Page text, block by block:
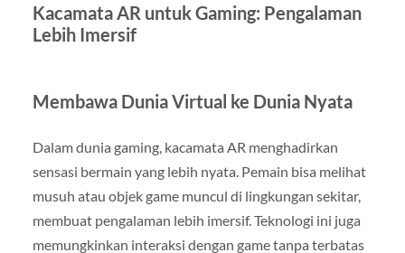
Kacamata AR untuk Gaming: Pengalaman
Lebih Imersif
Membawa Dunia Virtual ke Dunia Nyata
Dalam dunia gaming, kacamata AR menghadirkan
sensasi bermain yang lebih nyata. Pemain bisa melihat
musuh atau objek game muncul di lingkungan sekitar,
membuat pengalaman lebih imersif. Teknologi ini juga
memungkinkan interaksi dengan game tanpa terbatas